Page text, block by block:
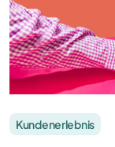
Kundenerlebnis